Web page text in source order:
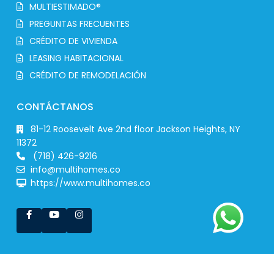
MULTIESTIMADO®
PREGUNTAS FRECUENTES
CRÉDITO DE VIVIENDA
LEASING HABITACIONAL
CRÉDITO DE REMODELACIÓN
CONTÁCTANOS
81-12 Roosevelt Ave 2nd floor Jackson Heights, NY
11372
(718) 426-9216
info@multihomes.co
https://www.multihomes.co